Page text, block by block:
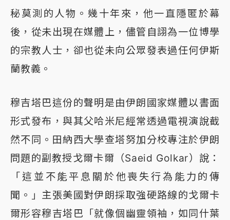
秘莫測的人物。幾十年來，他一直隱匿於幕
後，從未出現在媒體上，儘管自詡為一位博學
的宗教人士，卻也從未向公眾發表過任何伊斯
蘭教義。
穆吉塔巴這份的聲明是由伊朗國家媒體以書面
形式發布，與其父哈米尼經常透過電視演說截
然不同。田納西大學查塔努加分校專注於伊朗
問題的副教授戈爾卡爾（Saeid Golkar）說：
「這並不能平息關於他喪失行為能力的傳
聞。」主張美國對伊朗採取強硬路線的戈爾卡
爾形容穆吉塔巴「就像個幽靈領袖，如同什葉